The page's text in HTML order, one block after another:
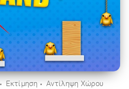
Εκτίμηση Αντίληψη Χώρου